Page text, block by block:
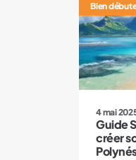
Bien
4 mai
Guide
créer